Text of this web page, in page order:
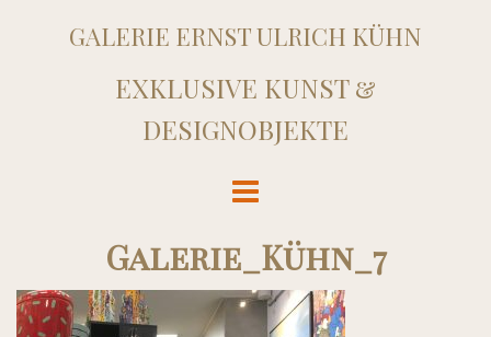
GALERIE ERNST ULRICH KÜHN
EXKLUSIVE KUNST &
DESIGNOBJEKTE
Galerie_Kühn_7